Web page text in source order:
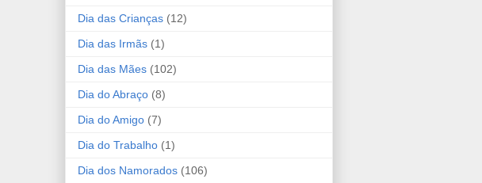
Dia das Crianças (12)
Dia das Irmãs (1)
Dia das Mães (102)
Dia do Abraço (8)
Dia do Amigo (7)
Dia do Trabalho (1)
Dia dos Namorados (106)